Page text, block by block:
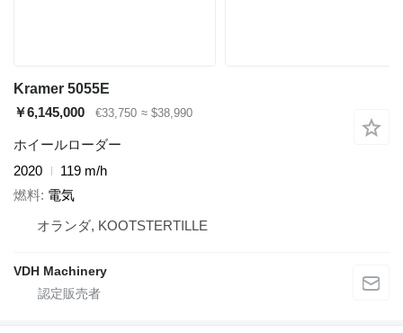
Kramer 5055E
￥6,145,000
€33,750 ≈ $38,990
ホイールローダー
2020
119 m/h
燃料 電気
オランダ, KOOTSTERTILLE
VDH Machinery